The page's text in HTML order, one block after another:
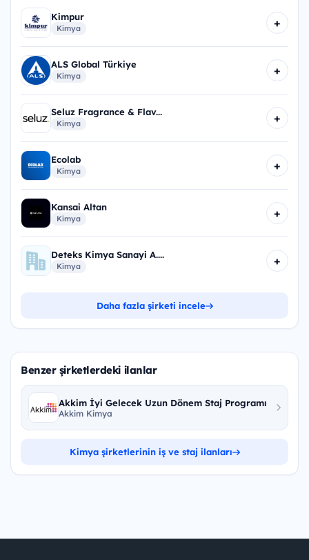
Kimpur
Kimya +
ALS Global Türkiye
Kimya +
Seluz Fragrance & Flav...
Kimya +
Ecolab
Kimya +
Kansai Altan
Kimya +
Deteks Kimya Sanayi A....
Kimya +
Daha fazla şirketi incele
Benzer şirketlerdeki ilanlar
Akkim İyi Gelecek Uzun Dönem Staj Programı
Akkim Kimya
Kimya şirketlerinin iş ve staj ilanları